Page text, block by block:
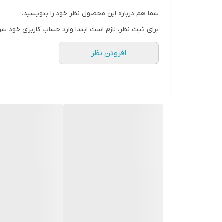
شما هم درباره این محصول نظر خود را بنویسید.
برای ثبت نظر، لازم است ابتدا وارد حساب کاربری خود
افزودن نظر